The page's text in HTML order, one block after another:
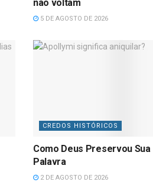
não voltam
5 DE AGOSTO DE 2026
CREDOS HISTÓRICOS
Como Deus Preservou Sua
Palavra
2 DE AGOSTO DE 2026